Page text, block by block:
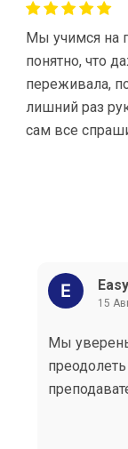
Мы учимся на
понятно, что
переживала,
лишний раз
сам все
15
Мы